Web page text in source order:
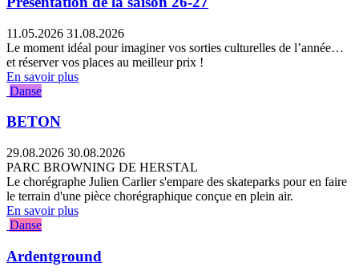
11.05.2026 31.08.2026
Le moment idéal pour imaginer vos sorties culturelles de l’année…
et réserver vos places au meilleur prix !
En savoir plus
Danse
BETON
29.08.2026 30.08.2026
PARC BROWNING DE HERSTAL
Le chorégraphe Julien Carlier s'empare des skateparks pour en faire
le terrain d'une pièce chorégraphique conçue en plein air.
En savoir plus
Danse
Ardentground